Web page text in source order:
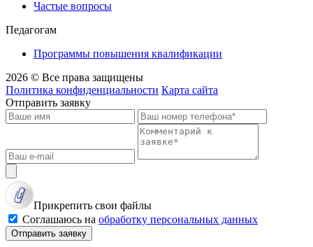
Частые вопросы
Педагогам
Программы повышения квалификации
2026 © Все права защищены
Политика конфиденциальности Карта сайта
Отправить заявку
Прикрепить свои файлы
Соглашаюсь на обработку персональных данных
Отправить заявку